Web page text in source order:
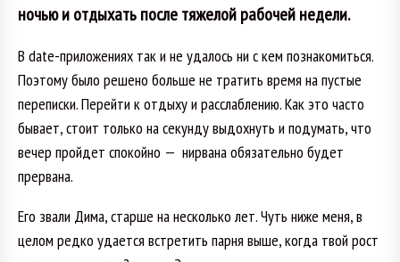
ночью и отдыхать после тяжелой рабочей недели.
В date-приложениях так и не удалось ни с кем познакомиться.
Поэтому было решено больше не тратить время на пустые
переписки. Перейти к отдыху и расслаблению. Как это часто
бывает, стоит только на секунду выдохнуть и подумать, что
вечер пройдет спокойно — нирвана обязательно будет
прервана.
Его звали Дима, старше на несколько лет. Чуть ниже меня, в
целом редко удается встретить парня выше, когда твой рост